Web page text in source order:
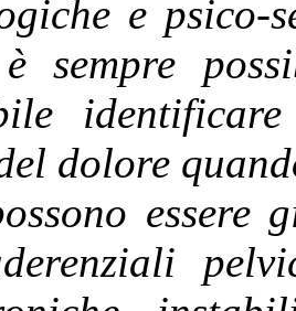
e psico-
sempre
dolore
essere